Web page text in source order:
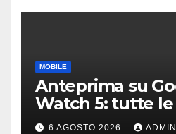
MOBILE
Anteprima su
Watch 5: tutte
i prezzi trapelati
6 AGOSTO 2026 ADMIN